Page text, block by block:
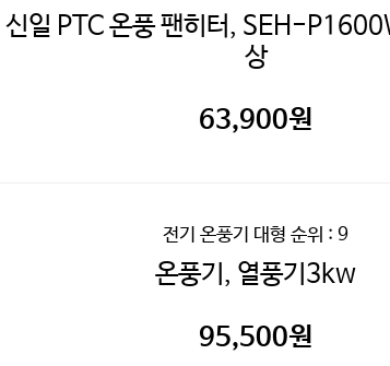
신일 PTC 온풍 팬히터, SEH-
상
63,900원
전기 온풍기 대형 순위 : 9
온풍기, 열풍기3kw
95,500원